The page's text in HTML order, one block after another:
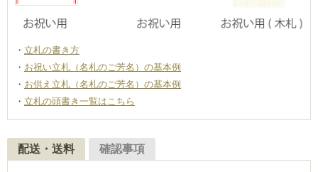
立札の書き方
お祝い立札（名札のご芳名）の基本例
お供え立札（名札のご芳名）の基本例
立札の頭書き一覧はこちら
配送・送料 確認事項